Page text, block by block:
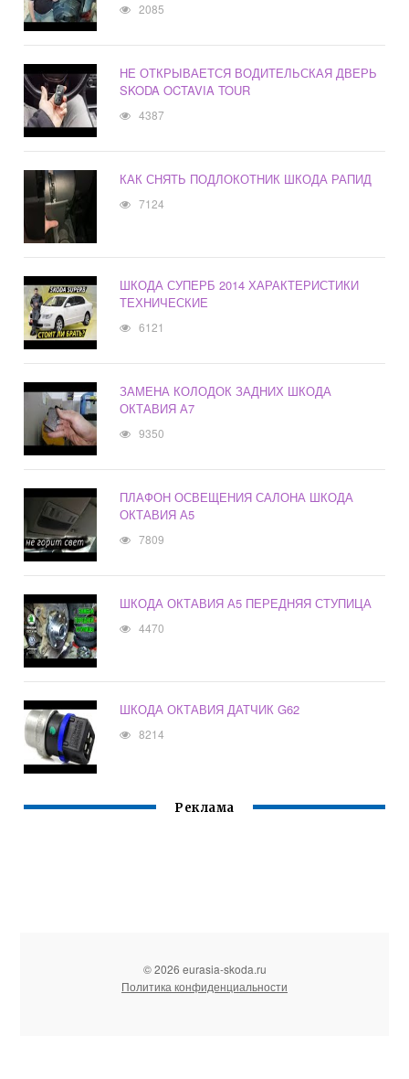
2085
НЕ ОТКРЫВАЕТСЯ ВОДИТЕЛЬСКАЯ ДВЕРЬ
SKODA OCTAVIA TOUR
4387
КАК СНЯТЬ ПОДЛОКОТНИК ШКОДА РАПИД
7124
ШКОДА СУПЕРБ 2014 ХАРАКТЕРИСТИКИ
ТЕХНИЧЕСКИЕ
6121
ЗАМЕНА КОЛОДОК ЗАДНИХ ШКОДА
ОКТАВИЯ А7
9350
ПЛАФОН ОСВЕЩЕНИЯ САЛОНА ШКОДА
ОКТАВИЯ А5
7809
ШКОДА ОКТАВИЯ А5 ПЕРЕДНЯЯ СТУПИЦА
4470
ШКОДА ОКТАВИЯ ДАТЧИК G62
8214
Реклама
© 2026 eurasia-skoda.ru
Политика конфиденциальности